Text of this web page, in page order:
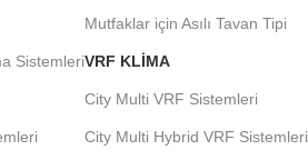
Sistemleri
Mutfaklar için Asılı Tavan Tipi
VRF KLIMA
City Multi VRF Sistemleri
City Multi Hybrid VRF Sistemleri